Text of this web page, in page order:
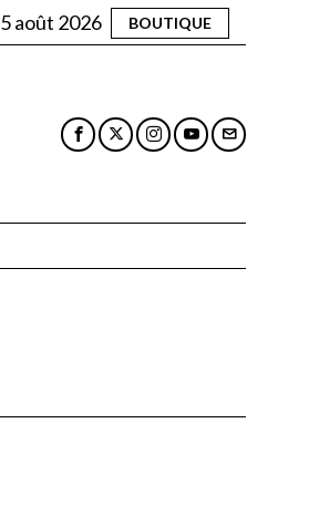
5 août 2026 BOUTIQUE